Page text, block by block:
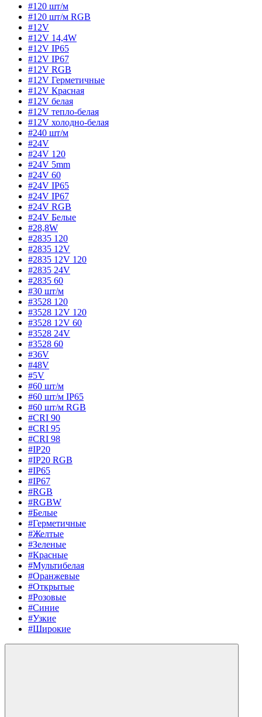
#120 шт/м
#120 шт/м RGB
#12V
#12V 14,4W
#12V IP65
#12V IP67
#12V RGB
#12V Герметичные
#12V Красная
#12V белая
#12V тепло-белая
#12V холодно-белая
#240 шт/м
#24V
#24V 120
#24V 5mm
#24V 60
#24V IP65
#24V IP67
#24V RGB
#24V Белые
#28,8W
#2835 120
#2835 12V
#2835 12V 120
#2835 24V
#2835 60
#30 шт/м
#3528 120
#3528 12V 120
#3528 12V 60
#3528 24V
#3528 60
#36V
#48V
#5V
#60 шт/м
#60 шт/м IP65
#60 шт/м RGB
#CRI 90
#CRI 95
#CRI 98
#IP20
#IP20 RGB
#IP65
#IP67
#RGB
#RGBW
#Белые
#Герметичные
#Желтые
#Зеленые
#Красные
#Мультибелая
#Оранжевые
#Открытые
#Розовые
#Синие
#Узкие
#Широкие